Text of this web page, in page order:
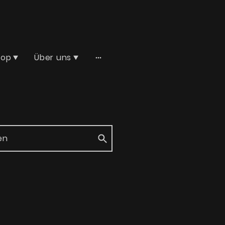
Über uns